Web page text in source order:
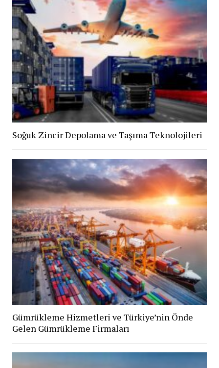
Soğuk Zincir Depolama ve Taşıma Teknolojileri
Gümrükleme Hizmetleri ve Türkiye’nin Önde
Gelen Gümrükleme Firmaları